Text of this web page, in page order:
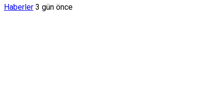
Haberler 3 gün önce